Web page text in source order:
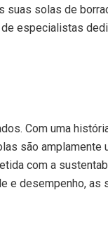
solas de
especialistas
Com uma
são
com a
e desempenho, as